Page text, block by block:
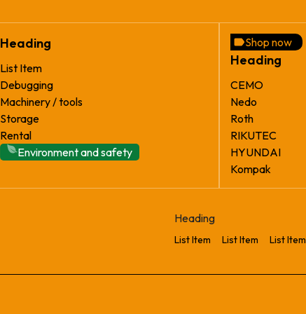
Heading
List Item
Debugging
Machinery / tools
Storage
Rental
Environment and safety
Shop now
Heading
CEMO
Nedo
Roth
RIKUTEC
HYUNDAI
Kompak
Heading
List Item List Item List Item